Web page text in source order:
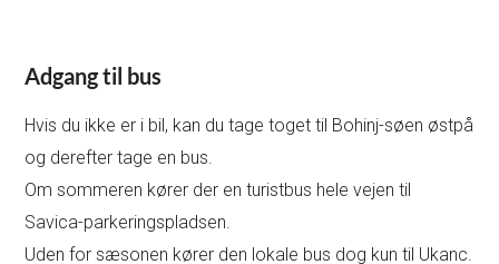
Adgang til bus
Hvis du ikke er i bil, kan du tage toget til Bohinj-søen østpå
og derefter tage en bus.
Om sommeren kører der en turistbus hele vejen til
Savica-parkeringspladsen.
Uden for sæsonen kører den lokale bus dog kun til Ukanc.